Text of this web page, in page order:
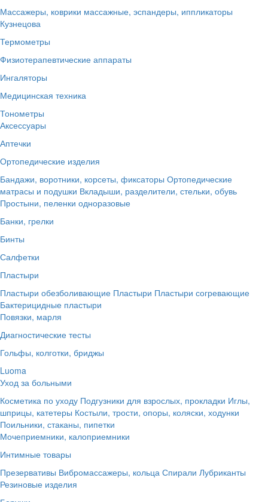
Массажеры, коврики массажные, эспандеры, иппликаторы
Кузнецова
Термометры
Физиотерапевтические аппараты
Ингаляторы
Медицинская техника
Тонометры
Аксессуары
Аптечки
Ортопедические изделия
Бандажи, воротники, корсеты, фиксаторы Ортопедические
матрасы и подушки Вкладыши, разделители, стельки, обувь
Простыни, пеленки одноразовые
Банки, грелки
Бинты
Салфетки
Пластыри
Пластыри обезболивающие Пластыри Пластыри согревающие
Бактерицидные пластыри
Повязки, марля
Диагностические тесты
Гольфы, колготки, бриджы
Luoma
Уход за больными
Косметика по уходу Подгузники для взрослых, прокладки Иглы,
шприцы, катетеры Костыли, трости, опоры, коляски, ходунки
Поильники, стаканы, пипетки
Мочеприемники, калоприемники
Интимные товары
Презервативы Вибромассажеры, кольца Спирали Лубриканты
Резиновые изделия